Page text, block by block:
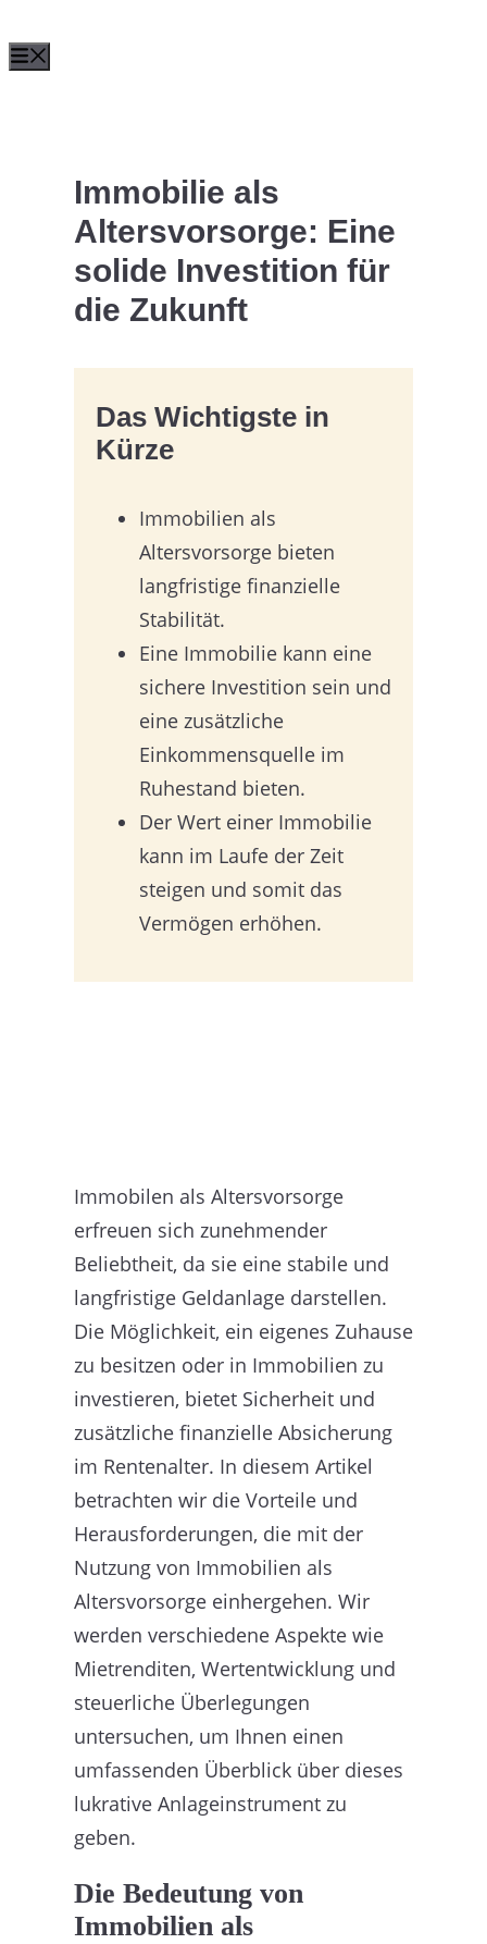
Inhalt
Immobilie als
Altersvorsorge: Eine
solide Investition für
die Zukunft
Das Wichtigste in
Kürze
Immobilien als
Altersvorsorge bieten
langfristige finanzielle
Stabilität.
Eine Immobilie kann eine
sichere Investition sein und
eine zusätzliche
Einkommensquelle im
Ruhestand bieten.
Der Wert einer Immobilie
kann im Laufe der Zeit
steigen und somit das
Vermögen erhöhen.
Immobilen als Altersvorsorge
erfreuen sich zunehmender
Beliebtheit, da sie eine stabile und
langfristige Geldanlage darstellen.
Die Möglichkeit, ein eigenes Zuhause
zu besitzen oder in Immobilien zu
investieren, bietet Sicherheit und
zusätzliche finanzielle Absicherung
im Rentenalter. In diesem Artikel
betrachten wir die Vorteile und
Herausforderungen, die mit der
Nutzung von Immobilien als
Altersvorsorge einhergehen. Wir
werden verschiedene Aspekte wie
Mietrenditen, Wertentwicklung und
steuerliche Überlegungen
untersuchen, um Ihnen einen
umfassenden Überblick über dieses
lukrative Anlageinstrument zu
geben.
Die Bedeutung von
Immobilien als